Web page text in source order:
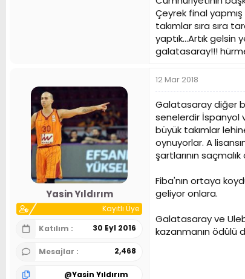
Çeyrek final
takımlar sıra sıra
yaptık...Artık
galatasaray!!!
Yasin Yıldırım
Kayıtlı Üye
Katılım
30 Eyl 2016
Mesajlar 2,468
@Yasin Yıldırım
12 Mar 2018
Galatasaray diğer
senelerdir İspanyol
büyük takımlar
oynuyorlar. A
şartlarının
Fiba'nın ortaya
geliyor onlara.
Galatasaray ve
kazanmanın ödülü